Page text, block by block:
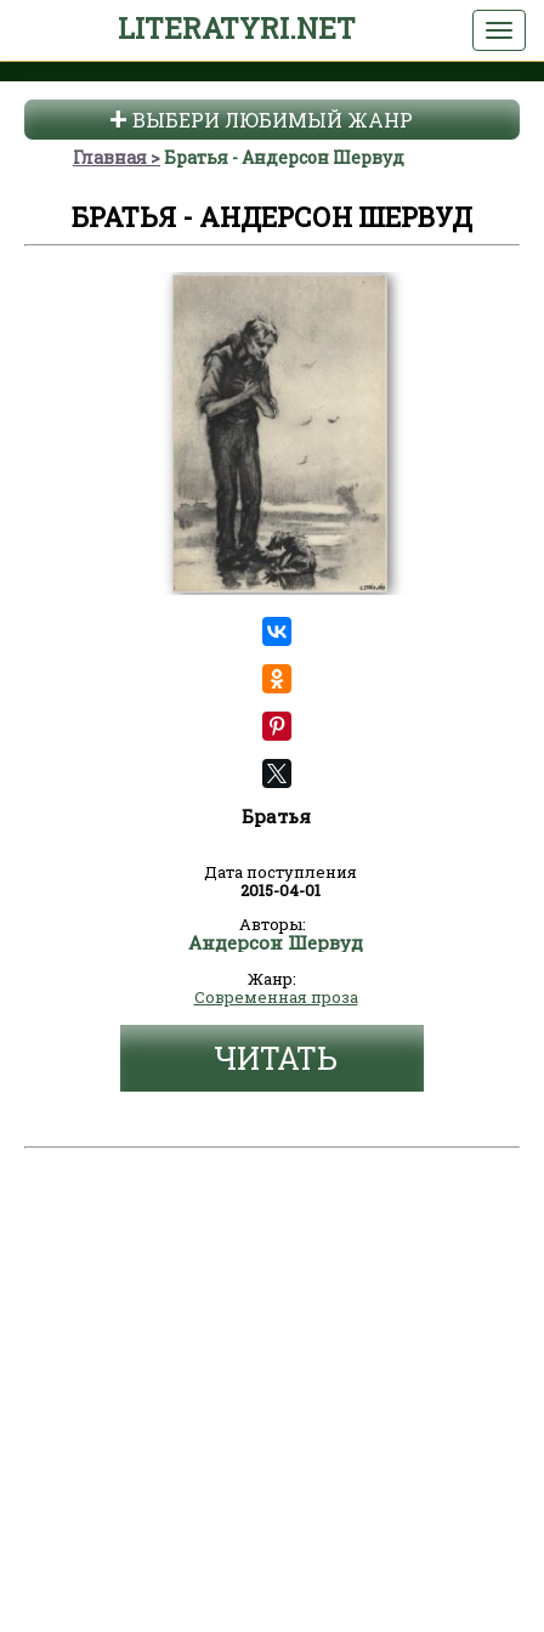
LITERATYRI.NET
ВЫБЕРИ ЛЮБИМЫЙ ЖАНР
Главная Братья - Андерсон Шервуд
БРАТЬЯ - АНДЕРСОН ШЕРВУД
Братья
Дата поступления
2015-04-01
Авторы:
Андерсон Шервуд
Жанр:
Современная проза
ЧИТАТЬ